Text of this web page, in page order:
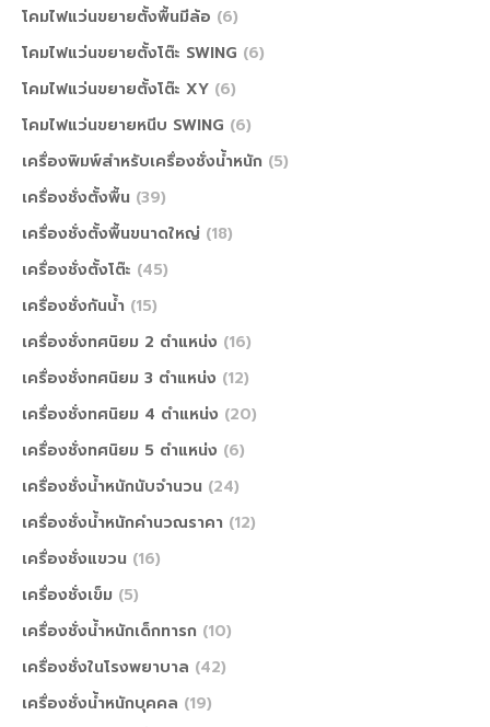
โคมไฟแว่นขยายตั้งพื้นมีล้อ (6)
โคมไฟแว่นขยายตั้งโต๊ะ SWING (6)
โคมไฟแว่นขยายตั้งโต๊ะ XY (6)
โคมไฟแว่นขยายหนีบ SWING (6)
เครื่องพิมพ์สำหรับเครื่องชั่งน้ำหนัก (5)
เครื่องชั่งตั้งพื้น (39)
เครื่องชั่งตั้งพื้นขนาดใหญ่ (18)
เครื่องชั่งตั้งโต๊ะ (45)
เครื่องชั่งกันน้ำ (15)
เครื่องชั่งทศนิยม 2 ตำแหน่ง (16)
เครื่องชั่งทศนิยม 3 ตำแหน่ง (12)
เครื่องชั่งทศนิยม 4 ตำแหน่ง (20)
เครื่องชั่งทศนิยม 5 ตำแหน่ง (6)
เครื่องชั่งน้ำหนักนับจำนวน (24)
เครื่องชั่งน้ำหนักคำนวณราคา (12)
เครื่องชั่งแขวน (16)
เครื่องชั่งเข็ม (5)
เครื่องชั่งน้ำหนักเด็กทารก (10)
เครื่องชั่งในโรงพยาบาล (42)
เครื่องชั่งน้ำหนักบุคคล (19)